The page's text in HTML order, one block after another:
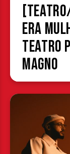
era
Teatro
Magno